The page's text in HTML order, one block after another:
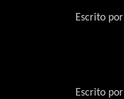
Escrito por
Escrito por